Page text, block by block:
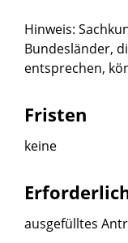
Hinweis:
Bundesländer,
entsprechen,
Fristen
keine
ausgefülltes